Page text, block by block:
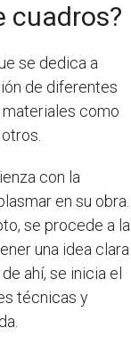
cuadros?
se dedica a
de diferentes
como
con la
en su obra.
se procede a la
una idea clara
ahí, se inicia el
técnicas y